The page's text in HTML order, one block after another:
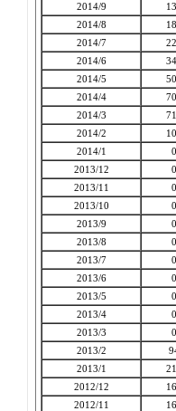
2014/9
2014/8
2014/7
2014/6
2014/5
2014/4
2014/3
2014/2
2014/1
0
2013/12
0
2013/11
0
2013/10
0
2013/9
0
2013/8
0
2013/7
0
2013/6
0
2013/5
0
2013/4
0
2013/3
0
2013/2
2013/1
2012/12
2012/11